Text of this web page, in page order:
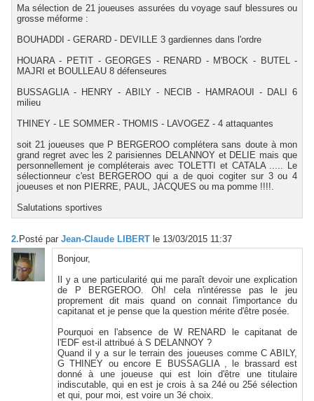
Ma sélection de 21 joueuses assurées du voyage sauf blessures ou
grosse méforme :
BOUHADDI - GERARD - DEVILLE 3 gardiennes dans l'ordre
HOUARA - PETIT - GEORGES - RENARD - M'BOCK - BUTEL -
MAJRI et BOULLEAU 8 défenseures
BUSSAGLIA - HENRY - ABILY - NECIB - HAMRAOUI - DALI 6
milieu
THINEY - LE SOMMER - THOMIS - LAVOGEZ - 4 attaquantes
soit 21 joueuses que P BERGEROO complétera sans doute à mon
grand regret avec les 2 parisiennes DELANNOY et DELIE mais que
personnellement je compléterais avec TOLETTI et CATALA ..... Le
sélectionneur c'est BERGEROO qui a de quoi cogiter sur 3 ou 4
joueuses et non PIERRE, PAUL, JACQUES ou ma pomme !!!!.
Salutations sportives
2. Posté par Jean-Claude LIBERT le 13/03/2015 11:37
Bonjour,
Il y a une particularité qui me paraît devoir une explication
de P BERGEROO. Oh! cela n'intéresse pas le jeu
proprement dit mais quand on connait l'importance du
capitanat et je pense que la question mérite d'être posée.
Pourquoi en l'absence de W RENARD le capitanat de
l'EDF est-il attribué à S DELANNOY ?
Quand il y a sur le terrain des joueuses comme C ABILY,
G THINEY ou encore E BUSSAGLIA , le brassard est
donné à une joueuse qui est loin d'être une titulaire
indiscutable, qui en est je crois à sa 24é ou 25é sélection
et qui, pour moi, est voire un 3é choix.